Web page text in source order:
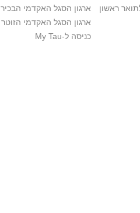
ראשון
ארגון הסגל האקדמי הבכיר
ארגון הסגל האקדמי הזוטר
כניסה ל-My Tau